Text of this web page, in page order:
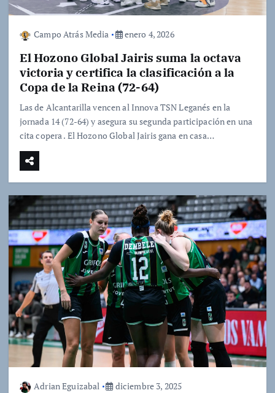
Campo Atrás Media enero 4, 2026
El Hozono Global Jairis suma la octava
victoria y certifica la clasificación a la
Copa de la Reina (72-64)
Las de Alcantarilla vencen al Innova TSN Leganés en la
jornada 14 (72-64) y asegura su segunda participación en una
cita copera . El Hozono Global Jairis gana en casa…
Adrian Eguizabal diciembre 3, 2025